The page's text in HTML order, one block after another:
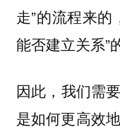
走”的流程来的
能否建立关系”
因此，我们需
是如何更高效